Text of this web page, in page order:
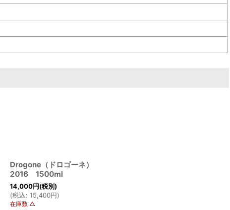
Drogone（ドロゴーネ）
2016 1500ml
14,000円(税別)
(税込: 15,400円)
在庫数 △